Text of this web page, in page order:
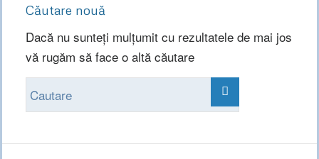
Căutare nouă
Dacă nu sunteți mulțumit cu rezultatele de mai jos
vă rugăm să face o altă căutare